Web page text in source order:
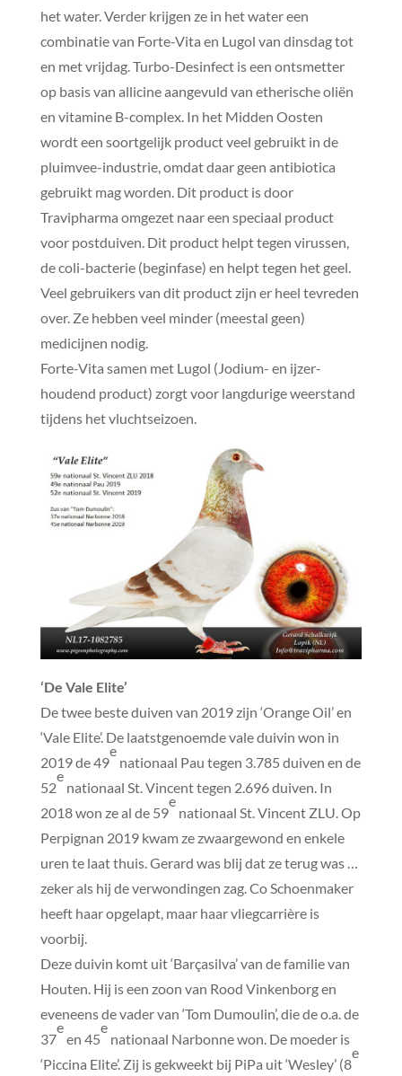
het water. Verder krijgen ze in het water een
combinatie van Forte-Vita en Lugol van dinsdag tot
en met vrijdag. Turbo-Desinfect is een ontsmetter
op basis van allicine aangevuld van etherische oliën
en vitamine B-complex. In het Midden Oosten
wordt een soortgelijk product veel gebruikt in de
pluimvee-industrie, omdat daar geen antibiotica
gebruikt mag worden. Dit product is door
Travipharma omgezet naar een speciaal product
voor postduiven. Dit product helpt tegen virussen,
de coli-bacterie (beginfase) en helpt tegen het geel.
Veel gebruikers van dit product zijn er heel tevreden
over. Ze hebben veel minder (meestal geen)
medicijnen nodig.
Forte-Vita samen met Lugol (Jodium- en ijzer-
houdend product) zorgt voor langdurige weerstand
tijdens het vluchtseizoen.
‘De Vale Elite’
De twee beste duiven van 2019 zijn ‘Orange Oil’ en
‘Vale Elite’. De laatstgenoemde vale duivin won in
2019 de 49
e
nationaal Pau tegen 3.785 duiven en de
52
e
nationaal St. Vincent tegen 2.696 duiven. In
2018 won ze al de 59
e
nationaal St. Vincent ZLU. Op
Perpignan 2019 kwam ze zwaargewond en enkele
uren te laat thuis. Gerard was blij dat ze terug was …
zeker als hij de verwondingen zag. Co Schoenmaker
heeft haar opgelapt, maar haar vliegcarrière is
voorbij.
Deze duivin komt uit ‘Barçasilva’ van de familie van
Houten. Hij is een zoon van Rood Vinkenborg en
eveneens de vader van ‘Tom Dumoulin’, die de o.a. de
37
e
en 45
e
nationaal Narbonne won. De moeder is
‘Piccina Elite’. Zij is gekweekt bij PiPa uit ‘Wesley’ (8
e